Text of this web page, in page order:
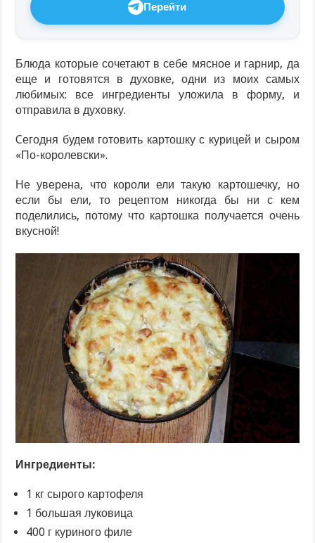
Перейти
Блюда которые сочетают в себе мясное и гарнир, да
еще и готовятся в духовке, одни из моих самых
любимых: все ингредиенты уложила в форму, и
отправила в духовку.
Cегодня будем готовить картошку с курицей и сыром
«По-королевски».
Не уверена, что короли ели такую картошечку, но
если бы ели, то рецептом никогда бы ни с кем
поделились, потому что картошка получается очень
вкусной!
Ингредиенты:
1 кг сырого картофеля
1 большая луковица
400 г куриного филе